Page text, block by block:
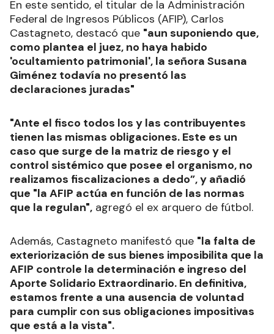
En este sentido, el titular de la Administración
Federal de Ingresos Públicos (AFIP), Carlos
Castagneto, destacó que "aun suponiendo que,
como plantea el juez, no haya habido
'ocultamiento patrimonial', la señora Susana
Giménez todavía no presentó las
declaraciones juradas"
"Ante el fisco todos los y las contribuyentes
tienen las mismas obligaciones. Este es un
caso que surge de la matriz de riesgo y el
control sistémico que posee el organismo, no
realizamos fiscalizaciones a dedo”, y añadió
que "la AFIP actúa en función de las normas
que la regulan", agregó el ex arquero de fútbol.
Además, Castagneto manifestó que "la falta de
exteriorización de sus bienes imposibilita que la
AFIP controle la determinación e ingreso del
Aporte Solidario Extraordinario. En definitiva,
estamos frente a una ausencia de voluntad
para cumplir con sus obligaciones impositivas
que está a la vista".